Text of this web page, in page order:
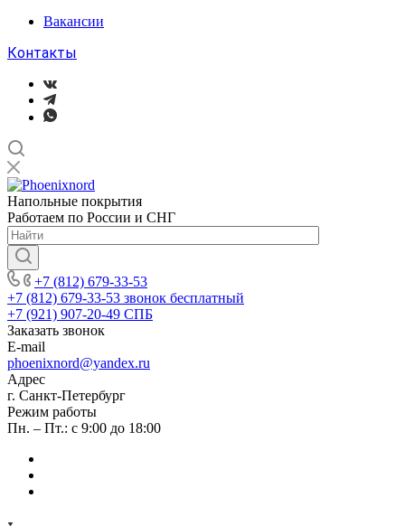
Вакансии
Контакты
Напольные покрытия
Работаем по России и СНГ
+7 (812) 679-33-53
+7 (812) 679-33-53 звонок бесплатный
+7 (921) 907-20-49 СПБ
Заказать звонок
E-mail
phoenixnord@yandex.ru
Адрес
г. Санкт-Петербург
Режим работы
Пн. – Пт.: с 9:00 до 18:00